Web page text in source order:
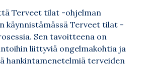
Terveet tilat -ohjelman
käynnistämässä Terveet tilat -
Sen tavoitteena on
liittyviä ongelmakohtia ja
hankintamenetelmiä terveiden